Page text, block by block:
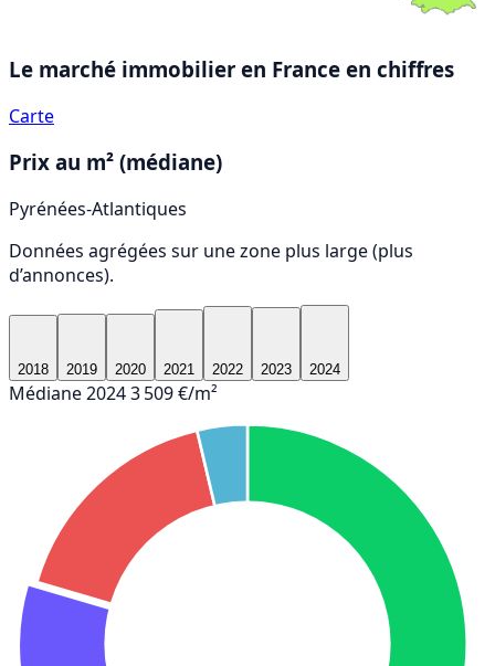
Le marché immobilier en France en chiffres
Carte
Prix au m² (médiane)
Pyrénées-Atlantiques
Données agrégées sur une zone plus large (plus
d’annonces).
2018 2019 2020 2021 2022 2023 2024
Médiane 20243 509 €/m²